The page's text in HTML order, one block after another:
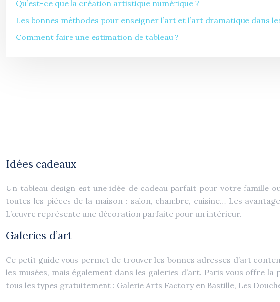
Qu’est-ce que la création artistique numérique ?
Les bonnes méthodes pour enseigner l’art et l’art dramatique dans
Comment faire une estimation de tableau ?
Idées cadeaux
Un tableau design est une idée de cadeau parfait pour votre famille
toutes les pièces de la maison : salon, chambre, cuisine… Les
L’œuvre représente une décoration parfaite pour un intérieur.
Galeries d’art
Ce petit guide vous permet de trouver les bonnes adresses d’art
les musées, mais également dans les galeries d’art. Paris vous offre
tous les types gratuitement : Galerie Arts Factory en Bastille, Les